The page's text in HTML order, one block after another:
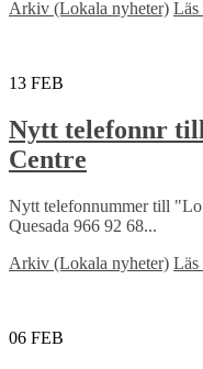
Arkiv (Lokala nyheter) Läs
13 FEB
Nytt telefonnr
Centre
Nytt telefonnummer till
Quesada 966 92 68...
Arkiv (Lokala nyheter) Läs
06 FEB